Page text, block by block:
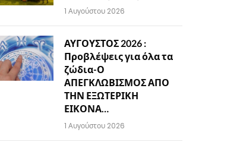
1 Αυγούστου 2026
ΑΥΓΟΥΣΤΟΣ 2026 :
Προβλέψεις για όλα τα
ζώδια-Ο
ΑΠΕΓΚΛΩΒΙΣΜΟΣ ΑΠΟ
ΤΗΝ ΕΞΩΤΕΡΙΚΗ
ΕΙΚΟΝΑ…
1 Αυγούστου 2026